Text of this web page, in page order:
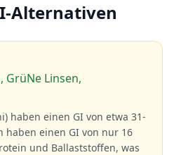
Alternativen
GrüNe Linsen,
haben einen GI von etwa 31-
haben einen GI von nur 16
und Ballaststoffen, was